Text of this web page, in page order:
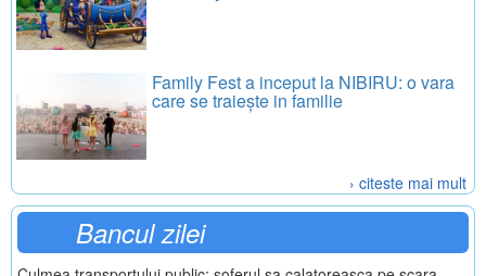
Family Fest a inceput la NIBIRU: o vara
care se traiește in familie
› citeste mai mult
Bancul zilei